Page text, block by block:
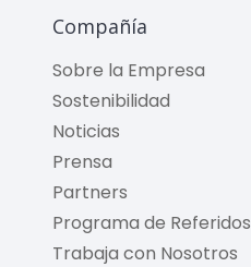
Compañía
Sobre la Empresa
Sostenibilidad
Noticias
Prensa
Partners
Programa de Referidos
Trabaja con Nosotros